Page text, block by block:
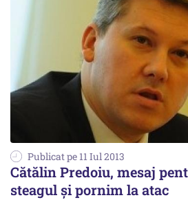
Publicat pe 11 Iul 2013
Cătălin Predoiu, mesaj
steagul și pornim la atac